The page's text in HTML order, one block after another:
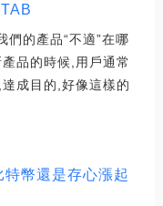
們的產品“不適”在哪
品的時候,用戶通常
成目的,好像這樣的
幣還是存心漲起